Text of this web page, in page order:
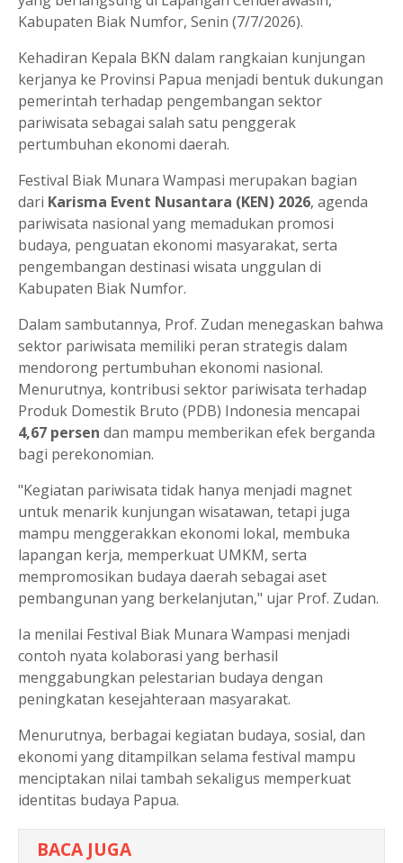
Kabupaten Biak Numfor, Senin (7/7/2026).
Kehadiran Kepala BKN dalam rangkaian kunjungan
kerjanya ke Provinsi Papua menjadi bentuk dukungan
pemerintah terhadap pengembangan sektor
pariwisata sebagai salah satu penggerak
pertumbuhan ekonomi daerah.
Festival Biak Munara Wampasi merupakan bagian
dari Karisma Event Nusantara (KEN) 2026, agenda
pariwisata nasional yang memadukan promosi
budaya, penguatan ekonomi masyarakat, serta
pengembangan destinasi wisata unggulan di
Kabupaten Biak Numfor.
Dalam sambutannya, Prof. Zudan menegaskan bahwa
sektor pariwisata memiliki peran strategis dalam
mendorong pertumbuhan ekonomi nasional.
Menurutnya, kontribusi sektor pariwisata terhadap
Produk Domestik Bruto (PDB) Indonesia mencapai
4,67 persen dan mampu memberikan efek berganda
bagi perekonomian.
"Kegiatan pariwisata tidak hanya menjadi magnet
untuk menarik kunjungan wisatawan, tetapi juga
mampu menggerakkan ekonomi lokal, membuka
lapangan kerja, memperkuat UMKM, serta
mempromosikan budaya daerah sebagai aset
pembangunan yang berkelanjutan," ujar Prof. Zudan.
Ia menilai Festival Biak Munara Wampasi menjadi
contoh nyata kolaborasi yang berhasil
menggabungkan pelestarian budaya dengan
peningkatan kesejahteraan masyarakat.
Menurutnya, berbagai kegiatan budaya, sosial, dan
ekonomi yang ditampilkan selama festival mampu
menciptakan nilai tambah sekaligus memperkuat
identitas budaya Papua.
BACA JUGA